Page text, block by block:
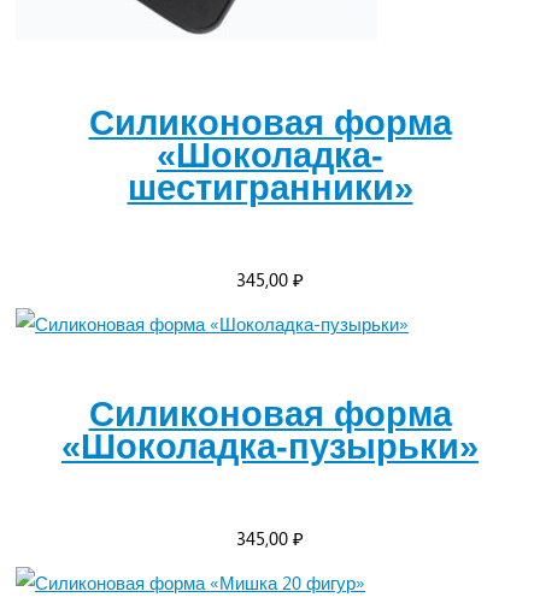
Силиконовая форма
«Шоколадка-
шестигранники»
345,00 ₽
Силиконовая форма
«Шоколадка-пузырьки»
345,00 ₽